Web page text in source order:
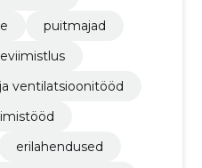
puitmajad
ventilatsioonitööd
erilahendused